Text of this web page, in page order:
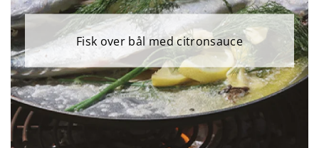
Fisk over bål med citronsauce